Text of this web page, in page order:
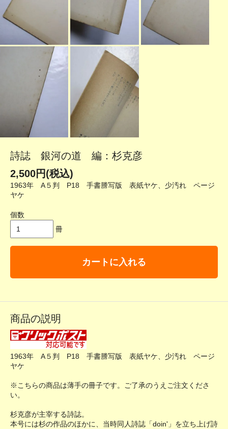
詩誌 銀河の道 編：杉克彦
2,500円(税込)
1963年 A５判 P18 手書謄写版 表紙ヤケ、少汚れ ページ
ヤケ
個数
冊
カートに入れる
商品の説明
1963年 A５判 P18 手書謄写版 表紙ヤケ、少汚れ ページ
ヤケ
※こちらの商品は薄手の冊子です。ご了承のうえご注文くださ
い。
杉克彦が主宰する詩誌。
本号には杉の作品のほかに、当時同人詩誌「doin'」を立ち上げ詩